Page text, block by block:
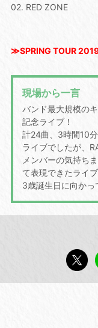
02. RED ZONE
≫SPRING TOUR 2019
現場から一言
バンド最大規模の
記念ライブ！
計24曲、3時間10
ライブでしたが、
メンバーの気持ち
て表現できたライブ
3歳誕生日に向かっ